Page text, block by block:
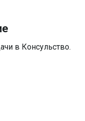
в Консульство.